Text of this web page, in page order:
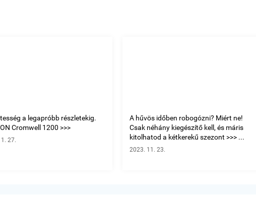
a legapróbb részletekig.
Cromwell 1200 >>>
27.
A hűvös időben robogózni? Miért ne!
Csak néhány kiegészítő kell, és máris
kitolhatod a kétkerekű szezont >>> ...
2023. 11. 23.